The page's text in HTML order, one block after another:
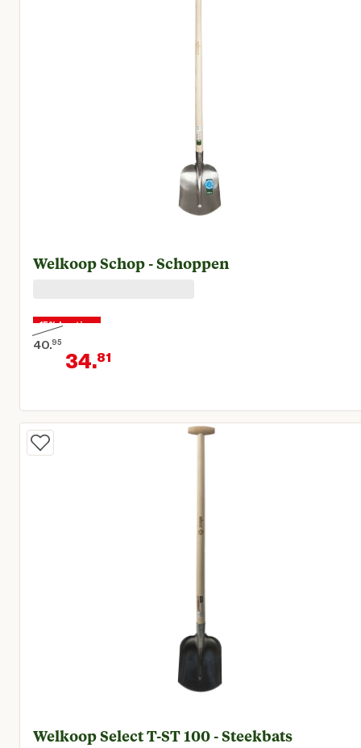
Welkoop Schop - Schoppen
15% korting
40.95
Oorspronkelijke prijs € 40,95
34.81
Huidige prijs € 34,81
Welkoop Select T-ST 100 - Steekbats